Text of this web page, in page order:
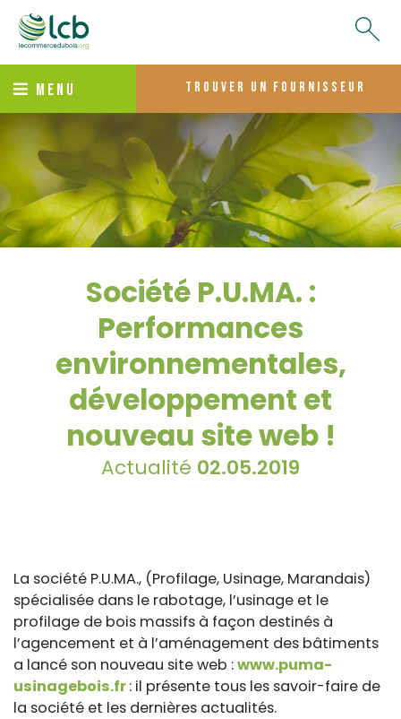
MENU trouver un fournisseur
Société P.U.MA. :
Performances
environnementales,
développement et
nouveau site web !
Actualité 02.05.2019
La société P.U.MA., (Profilage, Usinage, Marandais)
spécialisée dans le rabotage, l’usinage et le
profilage de bois massifs à façon destinés à
l’agencement et à l’aménagement des bâtiments
a lancé son nouveau site web :www.puma-
usinagebois.fr: il présente tous les savoir-faire de
la société et les dernières actualités.